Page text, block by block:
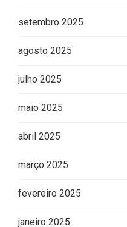
setembro 2025
agosto 2025
julho 2025
maio 2025
abril 2025
março 2025
fevereiro 2025
janeiro 2025